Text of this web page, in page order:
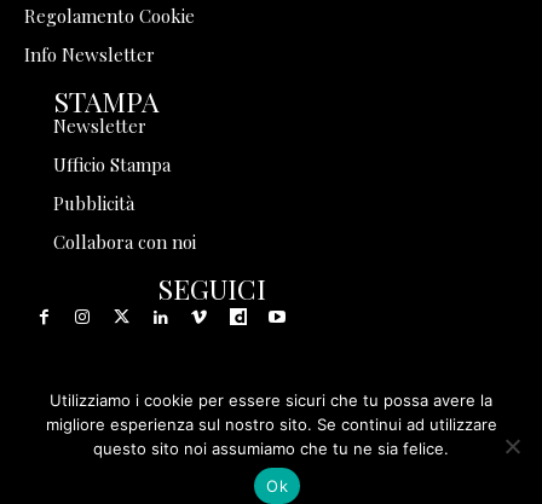
Regolamento Cookie
Info Newsletter
STAMPA
Newsletter
Ufficio Stampa
Pubblicità
Collabora con noi
SEGUICI
© 1999 - 2025 Storia in Rete Srl - Tutti i diritti riservati - P.
IVA 08570971005
Utilizziamo i cookie per essere sicuri che tu possa avere la
migliore esperienza sul nostro sito. Se continui ad utilizzare
questo sito noi assumiamo che tu ne sia felice.
Ok